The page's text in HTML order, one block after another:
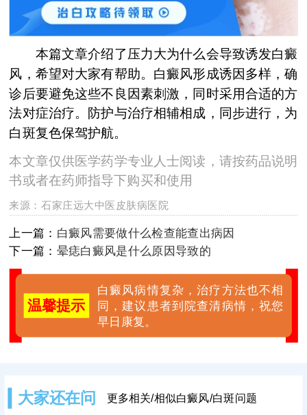
本篇文章介绍了压力大为什么会导致诱发白癜
风，希望对大家有帮助。白癜风形成诱因多样，确
诊后要避免这些不良因素刺激，同时采用合适的方
法对症治疗。防护与治疗相辅相成，同步进行，为
白斑复色保驾护航。
本文章仅供医学药学专业人士阅读，请按药品说明
书或者在药师指导下购买和使用
来源：石家庄远大中医皮肤病医院
上一篇： 白癜风需要做什么检查能查出病因
下一篇： 晕痣白癜风是什么原因导致的
温馨提示
白癜风病情复杂，治疗方法也不相
同，建议患者到院查清病情，祝您
早日康复。
大家还在问 更多相关/相似白癜风/白斑问题